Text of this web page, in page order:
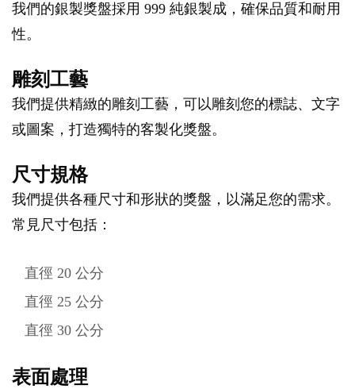
我們的銀製獎盤採用 999 純銀製成，確保品質和耐用
性。
雕刻工藝
我們提供精緻的雕刻工藝，可以雕刻您的標誌、文字
或圖案，打造獨特的客製化獎盤。
尺寸規格
我們提供各種尺寸和形狀的獎盤，以滿足您的需求。
常見尺寸包括：
直徑 20 公分
直徑 25 公分
直徑 30 公分
表面處理